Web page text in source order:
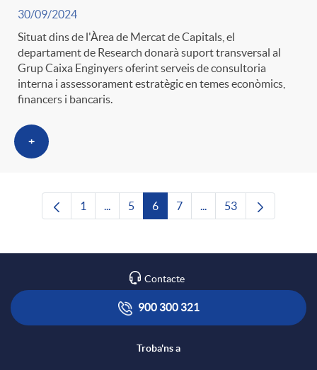
30/09/2024
Situat dins de l'Àrea de Mercat de Capitals, el
departament de Research donarà suport transversal al
Grup Caixa Enginyers oferint serveis de consultoria
interna i assessorament estratègic en temes econòmics,
financers i bancaris.
+
Pàgina
1 ...Pàgines intermèdies Utilitzeu TAB per
Pàgina
5 Pàgina
6 Pàgina
7 ...Pàgines intermèdies
Pàgina
53
Contacte
900 300 321
Troba'ns a